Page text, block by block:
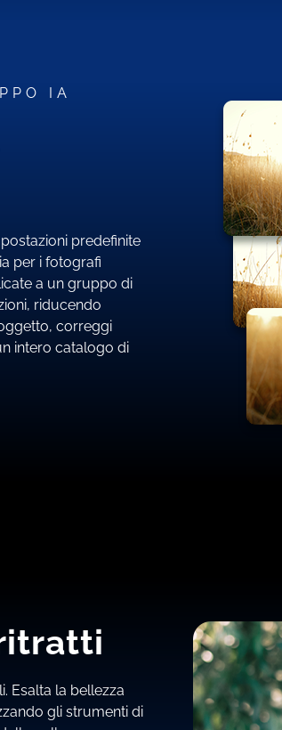
IA
predefinite
per i fotografi
a un gruppo di
riducendo
correggi
intero catalogo di
Esalta la bellezza
gli strumenti di